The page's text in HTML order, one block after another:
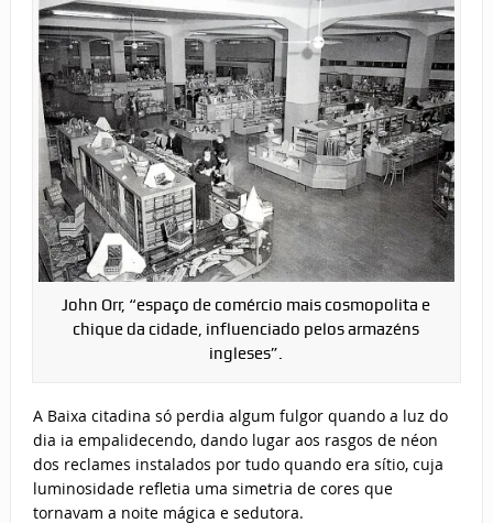
John Orr, “espaço de comércio mais cosmopolita e
chique da cidade, influenciado pelos armazéns
ingleses”.
A Baixa citadina só perdia algum fulgor quando a luz do
dia ia empalidecendo, dando lugar aos rasgos de néon
dos reclames instalados por tudo quando era sítio, cuja
luminosidade refletia uma simetria de cores que
tornavam a noite mágica e sedutora.